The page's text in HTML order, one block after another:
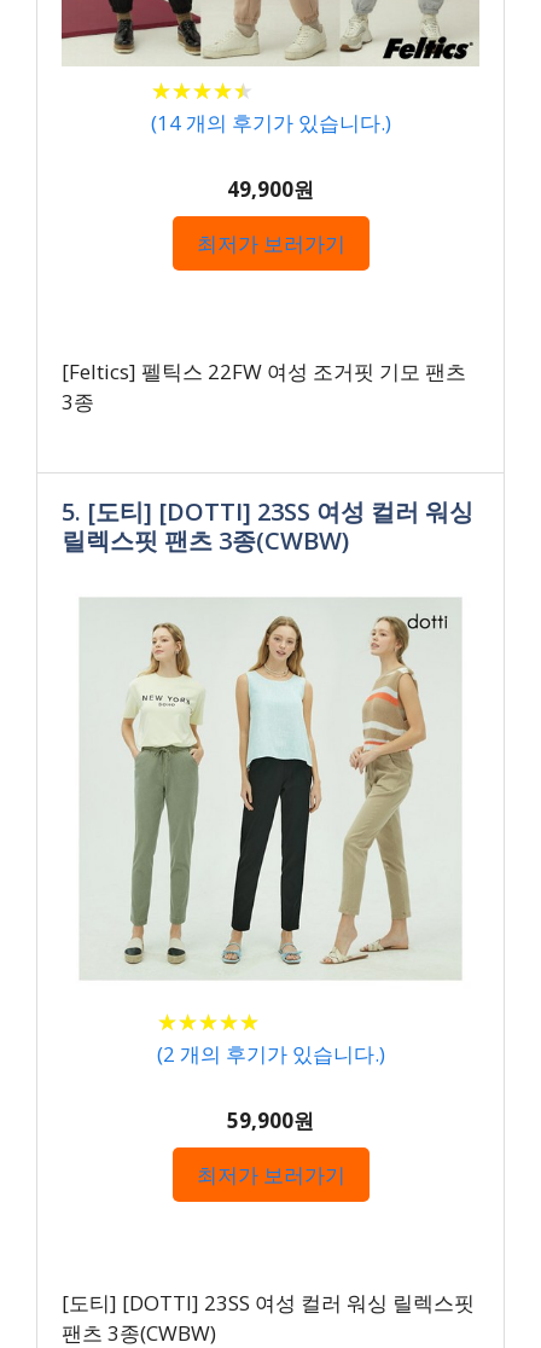
★★★★★
★★★★★
(14개의 후기가 있습니다.)
49,900원
최저가 보러가기
[Feltics] 펠틱스 22FW 여성 조거핏 기모 팬츠
3종
5. [도티] [DOTTI] 23SS 여성 컬러 워싱
릴렉스핏 팬츠 3종(CWBW)
★★★★★
★★★★★
(2 개의 후기가 있습니다.)
59,900원
최저가 보러가기
[도티] [DOTTI] 23SS 여성 컬러 워싱 릴렉스핏
팬츠 3종(CWBW)